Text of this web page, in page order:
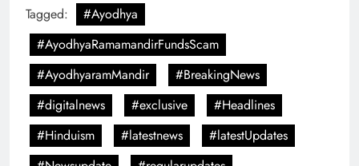
Tagged:
#Ayodhya
#AyodhyaRamamandirFundsScam
#AyodhyaramMandir
#BreakingNews
#digitalnews
#exclusive
#Headlines
#Hinduism
#latestnews
#latestUpdates